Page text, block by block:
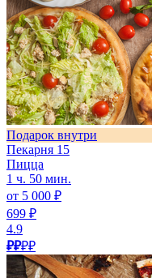
Подарок внутри
Пекарня 15
Пицца
1 ч. 50 мин.
от 5 000 ₽
699 ₽
4.9
₽₽₽₽